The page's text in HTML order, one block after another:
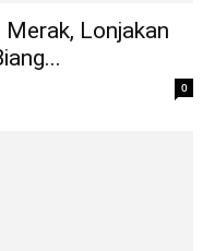
Lonjakan
0